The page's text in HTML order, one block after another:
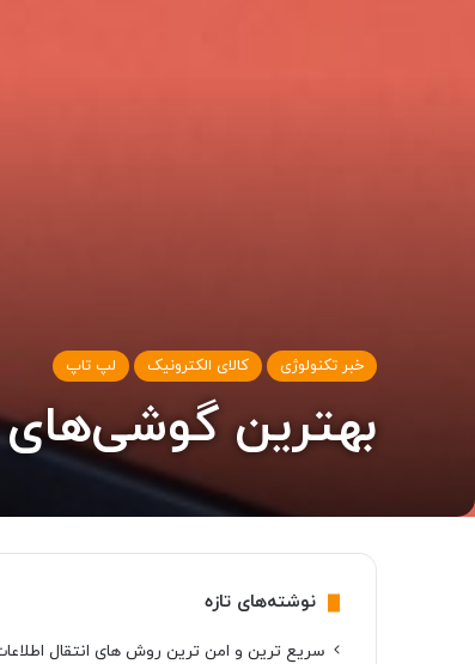
خبر تکنولوژی کالای الکترونیک لپ تاپ
بهترین گوشی‌های
نوشته‌های تازه
سریع ترین و امن ترین روش های انتقال